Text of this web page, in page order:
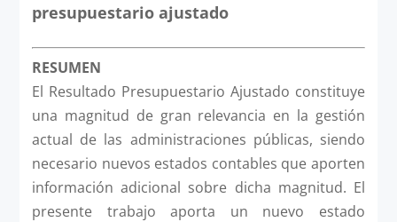
presupuestario ajustado
RESUMEN
El Resultado Presupuestario Ajustado constituye
una magnitud de gran relevancia en la gestión
actual de las administraciones públicas, siendo
necesario nuevos estados contables que aporten
información adicional sobre dicha magnitud. El
presente trabajo aporta un nuevo estado